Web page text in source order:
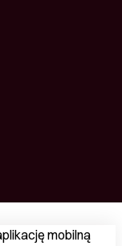
mobilną